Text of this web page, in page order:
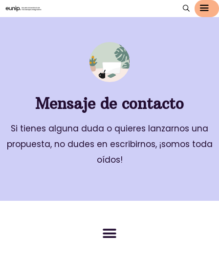
Mensaje de contacto
Si tienes alguna duda o quieres lanzarnos una
propuesta, no dudes en escribirnos, ¡somos toda
oídos!